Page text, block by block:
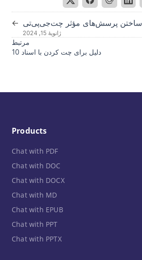
← ساختن پرسش‌های مؤثر چت‌جی‌پی‌تی
ژانویهٔ 15, 2024
مرتبط
10 دلیل برای چت کردن با اسناد
Products
Chat with PDF
Chat with DOC
Chat with DOCX
Chat with MD
Chat with EPUB
Chat with PPT
Chat with PPTX